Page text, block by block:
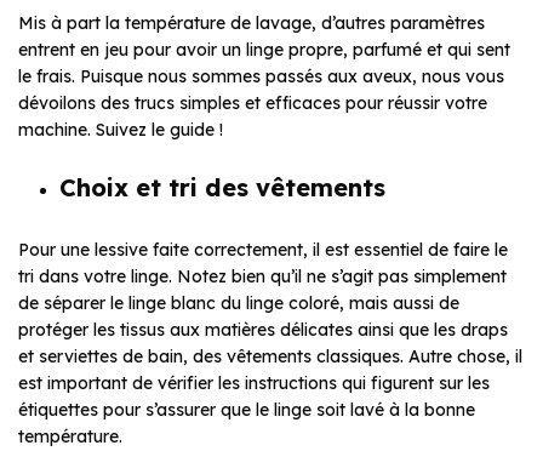
Mis à part la température de lavage, d’autres paramètres
entrent en jeu pour avoir un linge propre, parfumé et qui sent
le frais. Puisque nous sommes passés aux aveux, nous vous
dévoilons des trucs simples et efficaces pour réussir votre
machine. Suivez le guide !
Choix et tri des vêtements
Pour une lessive faite correctement, il est essentiel de faire le
tri dans votre linge. Notez bien qu’il ne s’agit pas simplement
de séparer le linge blanc du linge coloré, mais aussi de
protéger les tissus aux matières délicates ainsi que les draps
et serviettes de bain, des vêtements classiques. Autre chose, il
est important de vérifier les instructions qui figurent sur les
étiquettes pour s’assurer que le linge soit lavé à la bonne
température.